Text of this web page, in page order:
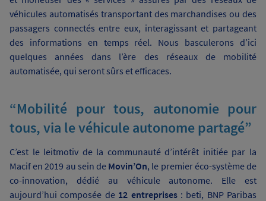
véhicules automatisés transportant des marchandises ou des
passagers connectés entre eux, interagissant et partageant
des informations en temps réel. Nous basculerons d’ici
quelques années dans l’ère des réseaux de mobilité
automatisée, qui seront sûrs et efficaces.
“Mobilité pour tous, autonomie pour
tous, via le véhicule autonome partagé”
C’est le leitmotiv de la communauté d’intérêt initiée par la
Macif en 2019 au sein de Movin’On, le premier éco-système de
co-innovation, dédié au véhicule autonome. Elle est
aujourd’hui composée de 12 entreprises: beti, BNP Paribas